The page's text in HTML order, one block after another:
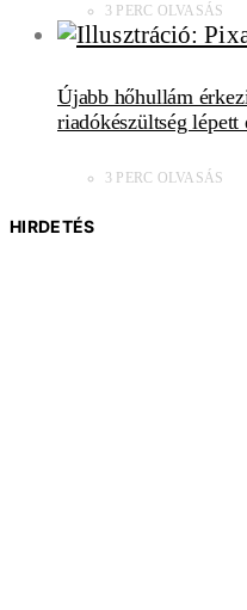
3 PERC OLVASÁS
Újabb hőhullám
riadókészültség
3 PERC OLVASÁS
HIRDETÉS